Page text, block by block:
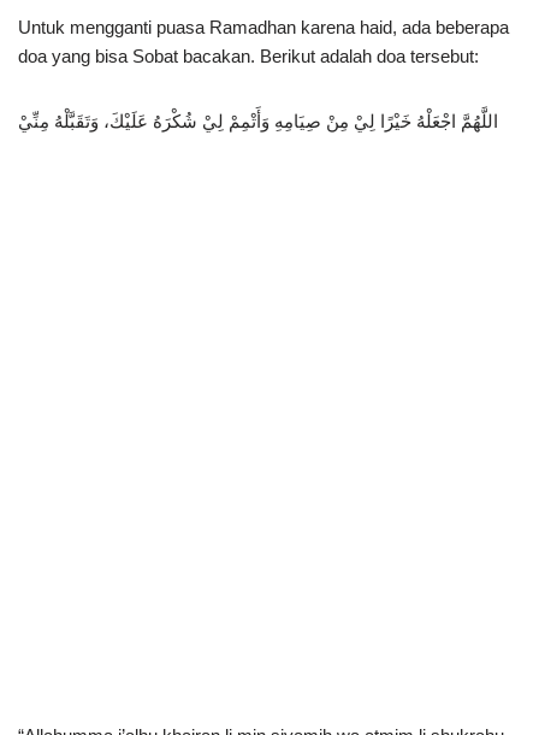
Untuk mengganti puasa Ramadhan karena haid, ada beberapa
doa yang bisa Sobat bacakan. Berikut adalah doa tersebut:
اللَّهُمَّ اجْعَلْهُ خَيْرًا لِيْ مِنْ صِيَامِهِ وَأَتْمِمْ لِيْ شُكْرَهُ عَلَيْكَ، وَتَقَبَّلْهُ مِنِّيْ